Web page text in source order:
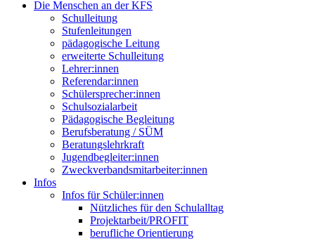
Die Menschen an der KFS
Schulleitung
Stufenleitungen
pädagogische Leitung
erweiterte Schulleitung
Lehrer:innen
Referendar:innen
Schülersprecher:innen
Schulsozialarbeit
Pädagogische Begleitung
Berufsberatung / SÜM
Beratungslehrkraft
Jugendbegleiter:innen
Zweckverbandsmitarbeiter:innen
Infos
Infos für Schüler:innen
Nützliches für den Schulalltag
Projektarbeit/PROFIT
berufliche Orientierung